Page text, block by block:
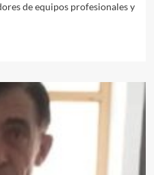
de equipos profesionales y